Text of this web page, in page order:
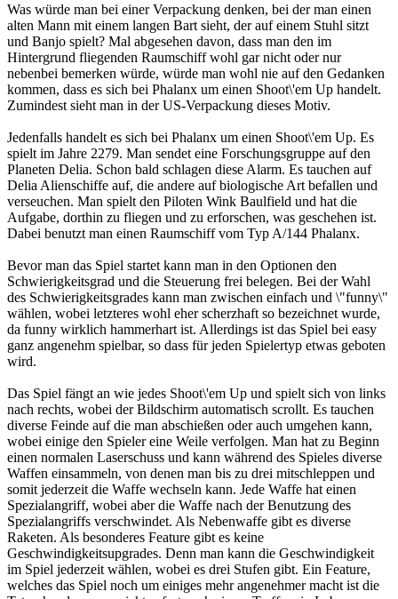
Was würde man bei einer Verpackung denken, bei der man einen
alten Mann mit einem langen Bart sieht, der auf einem Stuhl sitzt
und Banjo spielt? Mal abgesehen davon, dass man den im
Hintergrund fliegenden Raumschiff wohl gar nicht oder nur
nebenbei bemerken würde, würde man wohl nie auf den Gedanken
kommen, dass es sich bei Phalanx um einen Shoot\'em Up handelt.
Zumindest sieht man in der US-Verpackung dieses Motiv.
Jedenfalls handelt es sich bei Phalanx um einen Shoot\'em Up. Es
spielt im Jahre 2279. Man sendet eine Forschungsgruppe auf den
Planeten Delia. Schon bald schlagen diese Alarm. Es tauchen auf
Delia Alienschiffe auf, die andere auf biologische Art befallen und
verseuchen. Man spielt den Piloten Wink Baulfield und hat die
Aufgabe, dorthin zu fliegen und zu erforschen, was geschehen ist.
Dabei benutzt man einen Raumschiff vom Typ A/144 Phalanx.
Bevor man das Spiel startet kann man in den Optionen den
Schwierigkeitsgrad und die Steuerung frei belegen. Bei der Wahl
des Schwierigkeitsgrades kann man zwischen einfach und \"funny\"
wählen, wobei letzteres wohl eher scherzhaft so bezeichnet wurde,
da funny wirklich hammerhart ist. Allerdings ist das Spiel bei easy
ganz angenehm spielbar, so dass für jeden Spielertyp etwas geboten
wird.
Das Spiel fängt an wie jedes Shoot\'em Up und spielt sich von links
nach rechts, wobei der Bildschirm automatisch scrollt. Es tauchen
diverse Feinde auf die man abschießen oder auch umgehen kann,
wobei einige den Spieler eine Weile verfolgen. Man hat zu Beginn
einen normalen Laserschuss und kann während des Spieles diverse
Waffen einsammeln, von denen man bis zu drei mitschleppen und
somit jederzeit die Waffe wechseln kann. Jede Waffe hat einen
Spezialangriff, wobei aber die Waffe nach der Benutzung des
Spezialangriffs verschwindet. Als Nebenwaffe gibt es diverse
Raketen. Als besonderes Feature gibt es keine
Geschwindigkeitsupgrades. Denn man kann die Geschwindigkeit
im Spiel jederzeit wählen, wobei es drei Stufen gibt. Ein Feature,
welches das Spiel noch um einiges mehr angenehmer macht ist die